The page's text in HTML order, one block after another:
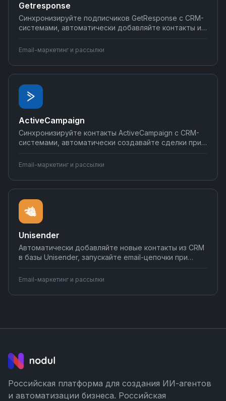
Getresponse
Синхронизируйте подписчиков GetResponse с CRM-
системами, автоматически добавляйте контакты из
событиях в других сервисах. Настраивайте email-
автоматизации без программирования — простые
сценарии за минуты.
Email-маркетинг и рассылки
ActiveCampaign
Синхронизируйте контакты ActiveCampaign с CRM-
системами, автоматически создавайте сделки при
аналитику и уведомления в мессенджеры.
Настраивайте email-маркетинг интеграции без кода
на Nodul — от простых триггеров до сложных
воронок.
Email-маркетинг и рассылки
Unisender
Автоматически добавляйте новые контакты из CRM
в базы Unisender, запускайте email-цепочки при
рассылок с аналитикой. Соединяйте Unisender с
формами сайта, интернет-магазинами и
мессенджерами через Nodul без навыков
Email-маркетинг и рассылки
Российская платформа для создания ИИ-агентов
и автоматизации бизнеса. Российская